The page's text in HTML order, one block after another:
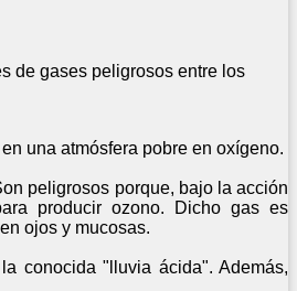
de gases peligrosos entre los
una atmósfera pobre en oxígeno.
peligrosos porque, bajo la acción
producir ozono. Dicho gas es
ojos y mucosas.
conocida "lluvia ácida". Además,